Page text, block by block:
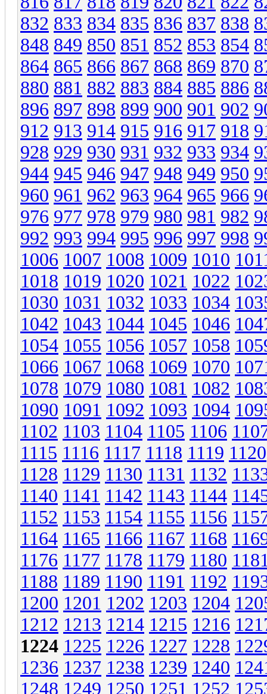
832 833 834 835 836 837 838
848 849 850 851 852 853 854
864 865 866 867 868 869 870
880 881 882 883 884 885 886
896 897 898 899 900 901 902
912 913 914 915 916 917 918
928 929 930 931 932 933 934
944 945 946 947 948 949 950
960 961 962 963 964 965 966
976 977 978 979 980 981 982
992 993 994 995 996 997 998
1006 1007 1008 1009 1010
1018 1019 1020 1021 1022
1030 1031 1032 1033 1034
1042 1043 1044 1045 1046
1054 1055 1056 1057 1058
1066 1067 1068 1069 1070
1078 1079 1080 1081 1082
1090 1091 1092 1093 1094
1102 1103 1104 1105 1106
1115 1116 1117 1118 1119 1120
1128 1129 1130 1131 1132
1140 1141 1142 1143 1144
1152 1153 1154 1155 1156
1164 1165 1166 1167 1168
1176 1177 1178 1179 1180
1188 1189 1190 1191 1192
1200 1201 1202 1203 1204
1212 1213 1214 1215 1216
1224 1225 1226 1227 1228
1236 1237 1238 1239 1240
1248 1249 1250 1251 1252